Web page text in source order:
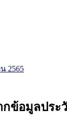
2565
ข้อมูลประ